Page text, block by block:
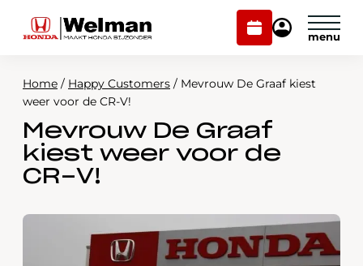
Plan
onderhoud
Mijn
Modellen
Voorraad
Onderhoud en service
Over ons
Webshop
Plan onderhoud
Home / Happy Customers / Mevrouw De Graaf kiest
weer voor de CR-V!
Mevrouw De Graaf
kiest weer voor de
CR-V!